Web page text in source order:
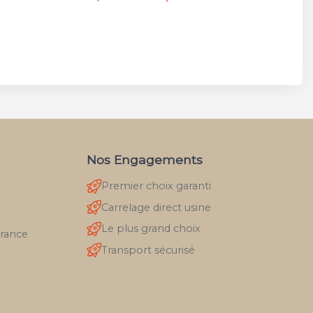
Nos Engagements
Premier choix garanti
Carrelage direct usine
Le plus grand choix
Transport sécurisé